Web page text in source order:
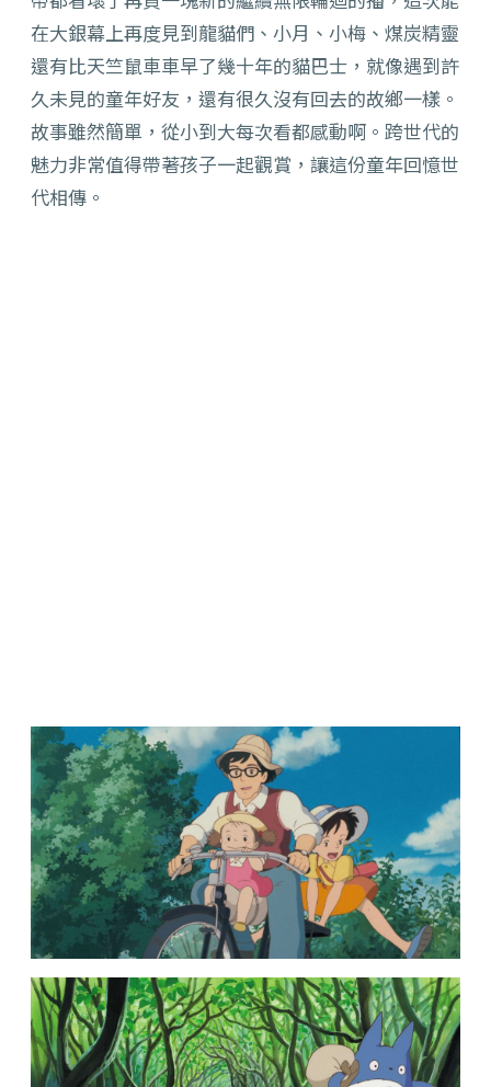
在大銀幕上再度見到龍貓們、小月、小梅、煤炭精靈
還有比天竺鼠車車早了幾十年的貓巴士，就像遇到許
久未見的童年好友，還有很久沒有回去的故鄉一樣。
故事雖然簡單，從小到大每次看都感動啊。跨世代的
魅力非常值得帶著孩子一起觀賞，讓這份童年回憶世
代相傳。